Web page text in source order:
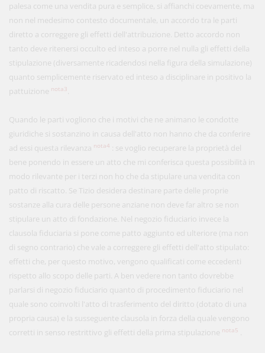
palesa come una vendita pura e semplice, si affianchi coevamente, ma
non nel medesimo contesto documentale, un accordo tra le parti
diretto a correggere gli effetti dell'attribuzione. Detto accordo non
tanto deve ritenersi occulto ed inteso a porre nel nulla gli effetti della
stipulazione (diversamente ricadendosi nella figura della simulazione)
quanto semplicemente riservato ed inteso a disciplinare in positivo la
pattuizione nota3
Quando le parti vogliono che i motivi che ne animano le condotte
giuridiche si sostanzino in causa dell'atto non hanno che da conferire
ad essi questa rilevanza nota4 : se voglio recuperare la proprietà del
bene ponendo in essere un atto che mi conferisca questa possibilità in
modo rilevante per i terzi non ho che da stipulare una vendita con
patto di riscatto. Se Tizio desidera destinare parte delle proprie
sostanze alla cura delle persone anziane non deve far altro se non
stipulare un atto di fondazione. Nel negozio fiduciario invece la
clausola fiduciaria si pone come patto aggiunto ed ulteriore (ma non
di segno contrario) che vale a correggere gli effetti dell'atto stipulato:
effetti che, per questo motivo, vengono qualificati come eccedenti
rispetto allo scopo delle parti. A ben vedere non tanto dovrebbe
parlarsi di negozio fiduciario quanto di procedimento fiduciario nel
quale sono coinvolti l'atto di trasferimento del diritto (dotato di una
propria causa) e la susseguente clausola in forza della quale vengono
corretti in senso restrittivo gli effetti della prima stipulazione nota5